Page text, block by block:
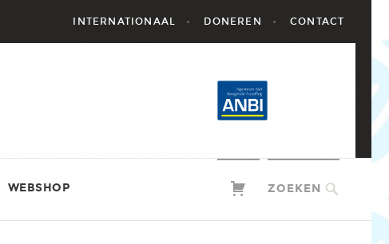
INTERNATIONAAL DONEREN CONTACT
ZOEKEN
WEBSHOP